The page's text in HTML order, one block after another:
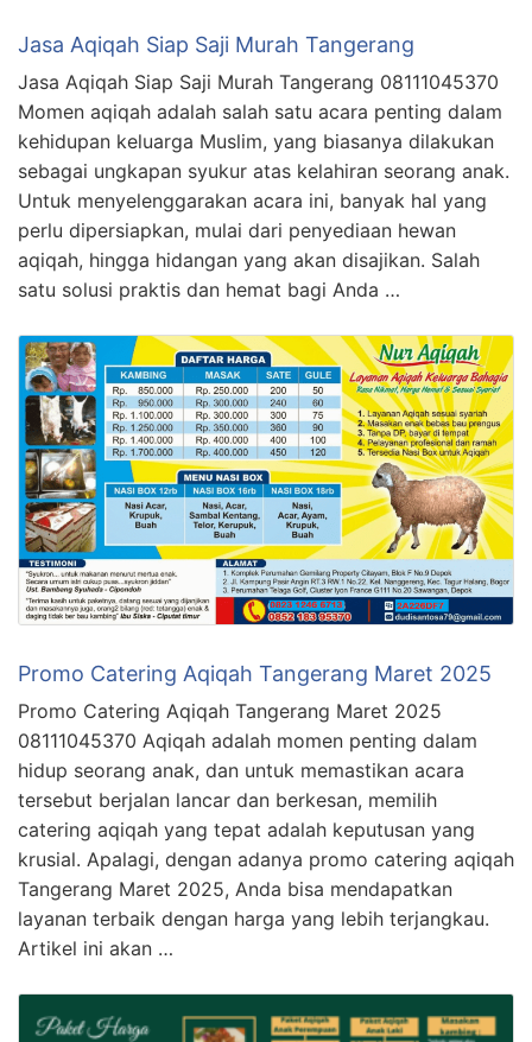
Jasa Aqiqah Siap Saji Murah Tangerang
Jasa Aqiqah Siap Saji Murah Tangerang 08111045370
Momen aqiqah adalah salah satu acara penting dalam
kehidupan keluarga Muslim, yang biasanya dilakukan
sebagai ungkapan syukur atas kelahiran seorang anak.
Untuk menyelenggarakan acara ini, banyak hal yang
perlu dipersiapkan, mulai dari penyediaan hewan
aqiqah, hingga hidangan yang akan disajikan. Salah
satu solusi praktis dan hemat bagi Anda …
Promo Catering Aqiqah Tangerang Maret 2025
Promo Catering Aqiqah Tangerang Maret 2025
08111045370 Aqiqah adalah momen penting dalam
hidup seorang anak, dan untuk memastikan acara
tersebut berjalan lancar dan berkesan, memilih
catering aqiqah yang tepat adalah keputusan yang
krusial. Apalagi, dengan adanya promo catering aqiqah
Tangerang Maret 2025, Anda bisa mendapatkan
layanan terbaik dengan harga yang lebih terjangkau.
Artikel ini akan …